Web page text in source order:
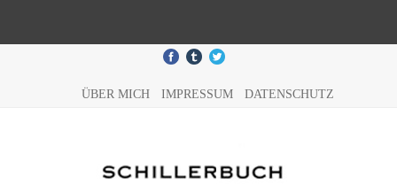
ÜBER MICH IMPRESSUM DATENSCHUTZ